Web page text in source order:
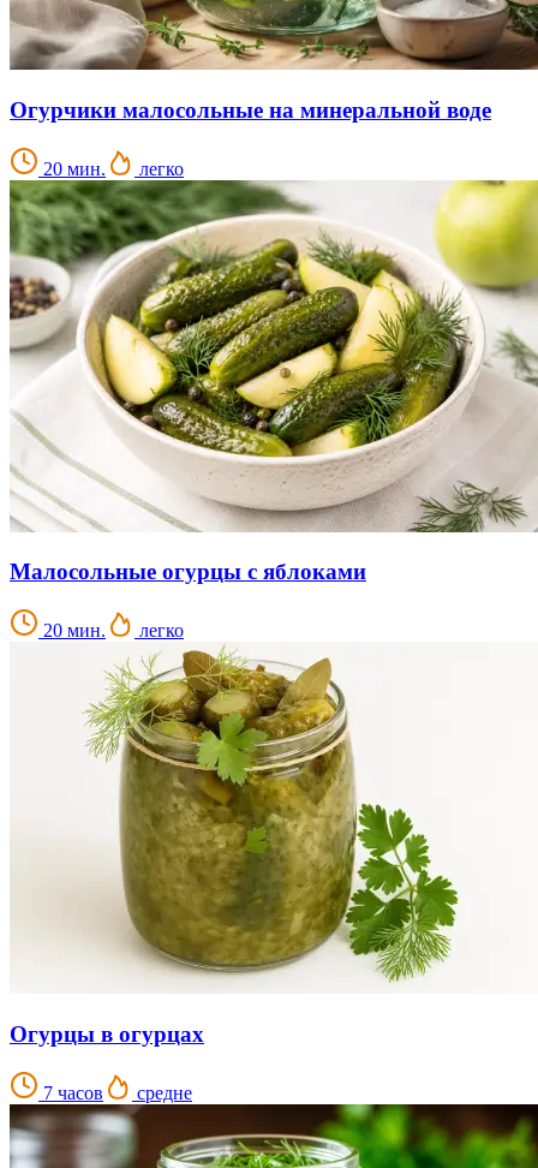
Огурчики малосольные на минеральной воде
20 мин. легко
Малосольные огурцы с яблоками
20 мин. легко
Огурцы в огурцах
7 часов средне